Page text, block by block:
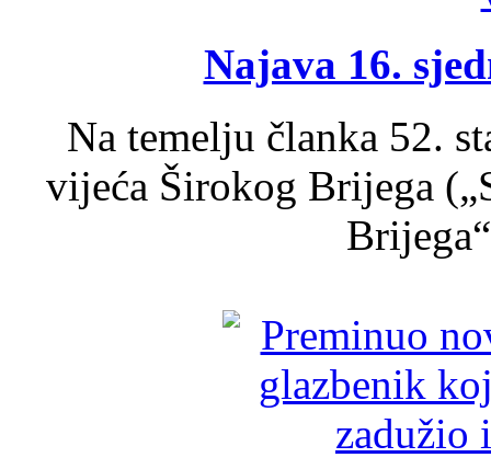
Najava 16.
Na temelju članka 52.
vijeća Širokog Brijega